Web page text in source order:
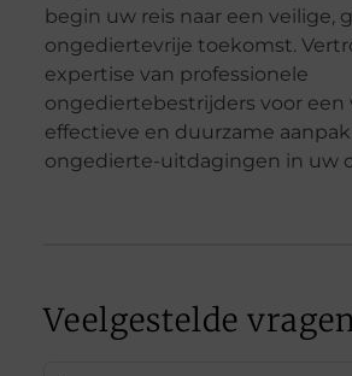
begin uw reis naar een veilige,
ongediertevrije toekomst.
expertise van professionele
ongediertebestrijders voor een
effectieve en duurzame aanpak
ongedierte-uitdagingen in uw
Veelgestelde